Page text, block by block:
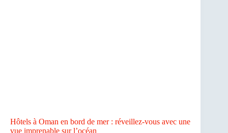
Hôtels à Oman en bord de mer : réveillez-vous avec une
vue imprenable sur l’océan